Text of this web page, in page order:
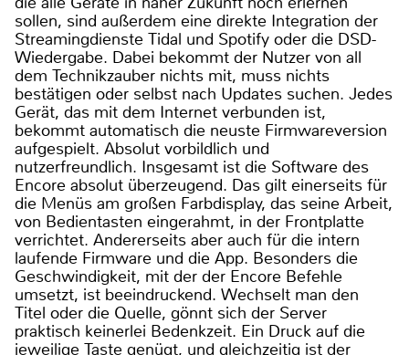
sollen, sind außerdem eine direkte Integration der
Streamingdienste Tidal und Spotify oder die DSD-
Wiedergabe. Dabei bekommt der Nutzer von all
dem Technikzauber nichts mit, muss nichts
bestätigen oder selbst nach Updates suchen. Jedes
Gerät, das mit dem Internet verbunden ist,
bekommt automatisch die neuste Firmwareversion
aufgespielt. Absolut vorbildlich und
nutzerfreundlich. Insgesamt ist die Software des
Encore absolut überzeugend. Das gilt einerseits für
die Menüs am großen Farbdisplay, das seine Arbeit,
von Bedientasten eingerahmt, in der Frontplatte
verrichtet. Andererseits aber auch für die intern
laufende Firmware und die App. Besonders die
Geschwindigkeit, mit der der Encore Befehle
umsetzt, ist beeindruckend. Wechselt man den
Titel oder die Quelle, gönnt sich der Server
praktisch keinerlei Bedenkzeit. Ein Druck auf die
jeweilige Taste genügt, und gleichzeitig ist der